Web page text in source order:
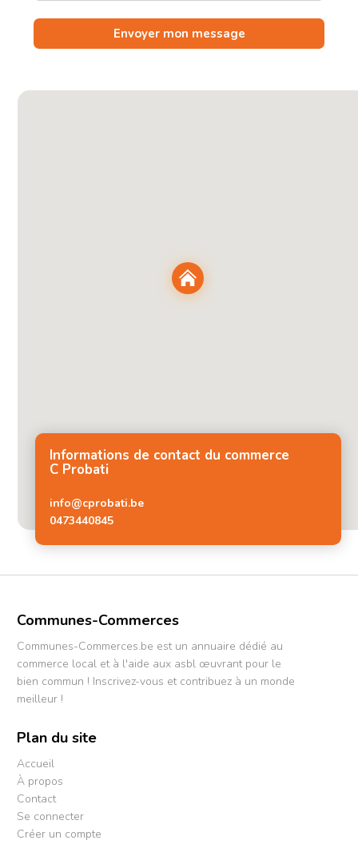
Informations de contact du commerce
C Probati
info@cprobati.be
0473440845
Communes-Commerces
Communes-Commerces.be est un annuaire dédié au
commerce local et à l'aide aux asbl œuvrant pour le
bien commun ! Inscrivez-vous et contribuez à un monde
meilleur !
Plan du site
Accueil
À propos
Contact
Se connecter
Créer un compte